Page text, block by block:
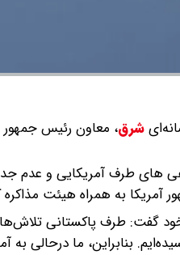
شرق، معاون رئیس جمهور
های طرف آمریکایی و عدم
به همراه هیئت مذاکره
گفت: طرف پاکستانی
بنابراین، ما درحالی